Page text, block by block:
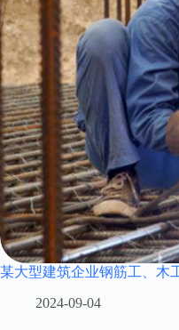
某大型建筑企业钢筋工、木
2024-09-04